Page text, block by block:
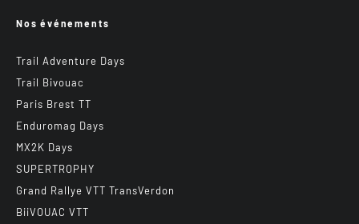
Nos événements
Trail Adventure Days
Trail Bivouac
Paris Brest TT
Enduromag Days
MX2K Days
SUPERTROPHY
Grand Rallye VTT TransVerdon
BiiVOUAC VTT